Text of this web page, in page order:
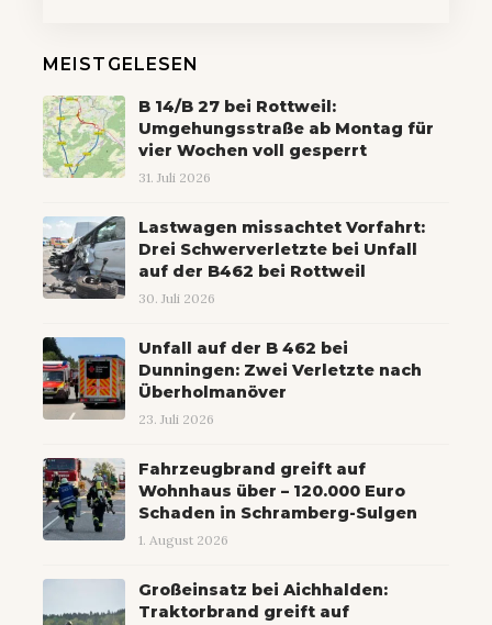
MEISTGELESEN
B 14/B 27 bei Rottweil:
Umgehungsstraße ab Montag für
vier Wochen voll gesperrt
31. Juli 2026
Lastwagen missachtet Vorfahrt:
Drei Schwerverletzte bei Unfall
auf der B462 bei Rottweil
30. Juli 2026
Unfall auf der B 462 bei
Dunningen: Zwei Verletzte nach
Überholmanöver
23. Juli 2026
Fahrzeugbrand greift auf
Wohnhaus über – 120.000 Euro
Schaden in Schramberg-Sulgen
1. August 2026
Großeinsatz bei Aichhalden:
Traktorbrand greift auf